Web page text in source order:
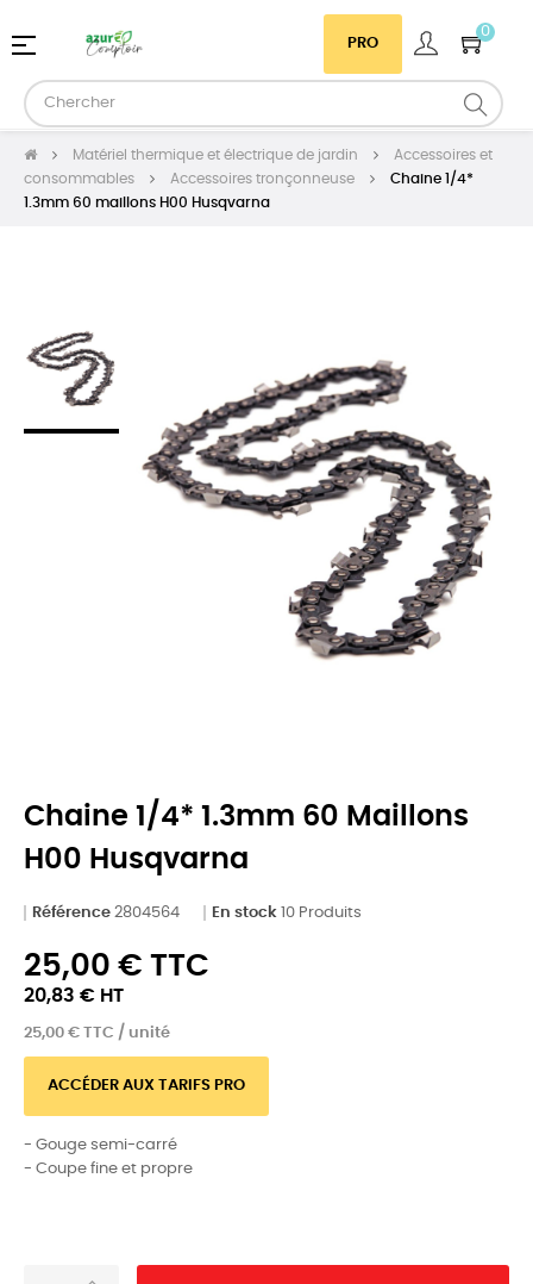
PRO
0
Basculer
navigation
☰
Matériel thermique et électrique de jardin
Accessoires et
consommables
Accessoires tronçonneuse
Chaine 1/4*
1.3mm 60 maillons H00 Husqvarna
Chaine 1/4* 1.3mm 60 Maillons
H00 Husqvarna
Référence 2804564 En stock 10 Produits
25,00 € TTC
20,83 € HT
25,00 € TTC / unité
ACCÉDER AUX TARIFS PRO
- Gouge semi-carré
- Coupe fine et propre